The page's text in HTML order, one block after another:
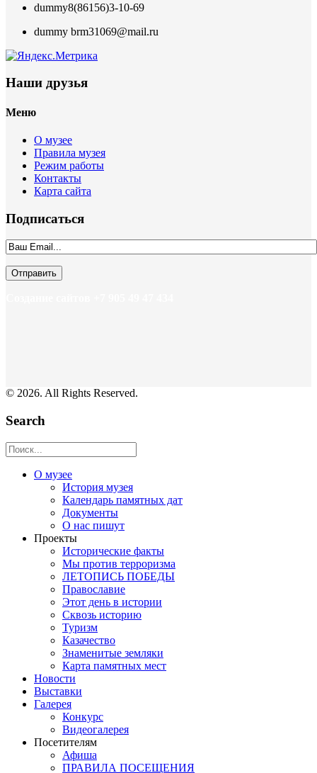
dummy8(86156)3-10-69
dummy brm31069@mail.ru
Наши друзья
Меню
О музее
Правила музея
Режим работы
Контакты
Карта сайта
Подписаться
© 2026. All Rights Reserved.
Search
О музее
История музея
Календарь памятных дат
Документы
О нас пишут
Проекты
Исторические факты
Мы против терроризма
ЛЕТОПИСЬ ПОБЕДЫ
Православие
Этот день в истории
Сквозь историю
Туризм
Казачество
Знаменитые земляки
Карта памятных мест
Новости
Выставки
Галерея
Конкурс
Видеогалерея
Посетителям
Афиша
ПРАВИЛА ПОСЕЩЕНИЯ